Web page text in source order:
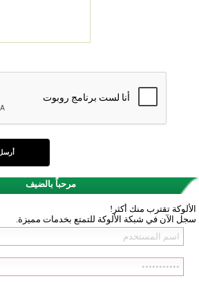
مرحباً بالضيف
الألوكة تقترب منك أكثر!
سجل الآن في شبكة الألوكة للتمتع بخدمات مميزة.